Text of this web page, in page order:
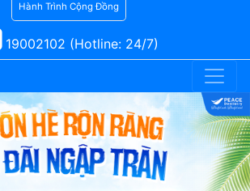
Hành Trình Cộng Đồng
19002102 (Hotline: 24/7)